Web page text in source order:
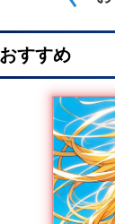
すすめ